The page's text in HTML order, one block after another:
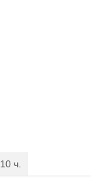
10 ч.